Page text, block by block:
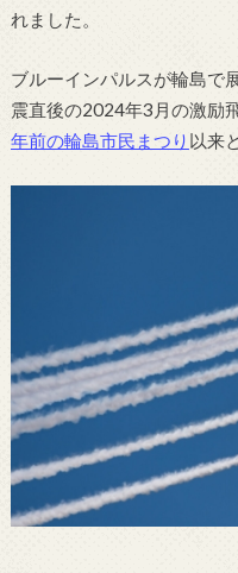
れました。
ブルーインパルスが輪島で
震直後の2024年3月の激励
年前の輪島市民まつり 以来